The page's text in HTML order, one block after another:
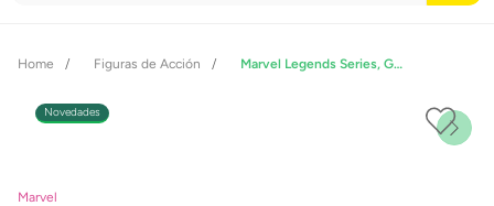
Figuras de Acción Marvel Legends Series, Ghost Rider (Robbie Reyes), inspirada en los nuevos cómics del Vengador Fantasma y de los Vengadores G2424
Novedades
Marvel